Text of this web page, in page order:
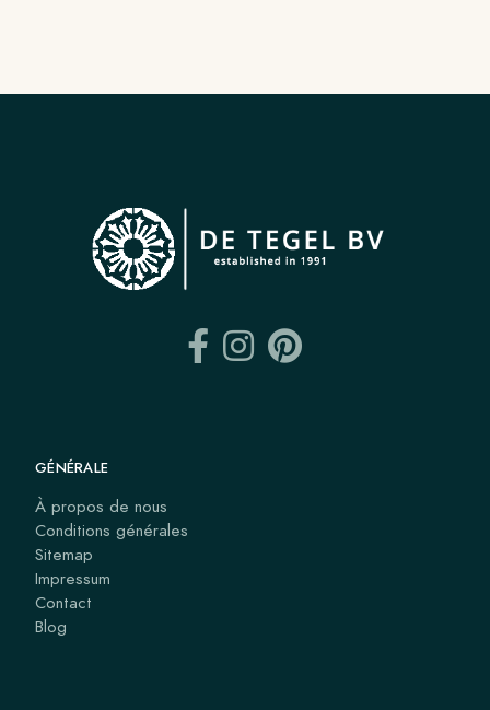
GÉNÉRALE
À propos de nous
Conditions générales
Sitemap
Impressum
Contact
Blog